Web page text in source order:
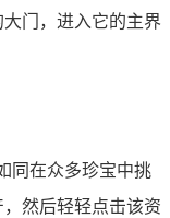
门，进入它的主界
同在众多珍宝中挑
然后轻轻点击该资